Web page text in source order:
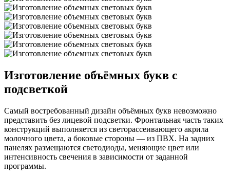
Изготовление объёмных букв с
подсветкой
Самый востребованный дизайн объёмных букв невозможно
представить без лицевой подсветки. Фронтальная часть таких
конструкций выполняется из светорассеивающего акрила
молочного цвета, а боковые стороны — из ПВХ. На задних
панелях размещаются светодиоды, меняющие цвет или
интенсивность свечения в зависимости от заданной
программы.